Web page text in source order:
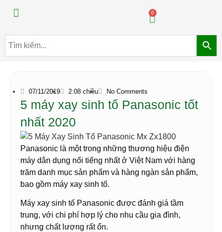
0
07/11/2019 2:08 chiều No Comments
5 máy xay sinh tố Panasonic tốt
nhất 2020
Panasonic là một trong những thương hiệu điện
máy dân dụng nổi tiếng nhất ở Việt Nam với hàng
trăm danh mục sản phẩm và hàng ngàn sản phẩm,
bao gồm máy xay sinh tố.
Máy xay sinh tố Panasonic được đánh giá tầm
trung, với chi phí hợp lý cho nhu cầu gia đình,
nhưng chất lượng rất ổn.